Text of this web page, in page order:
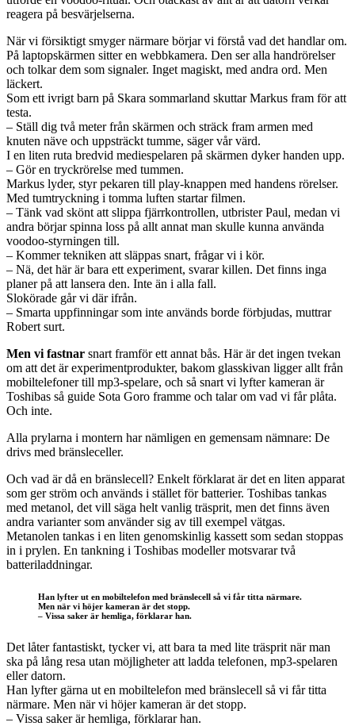
reagera på besvärjelserna.
När vi försiktigt smyger närmare börjar vi förstå vad det handlar om.
På laptopskärmen sitter en webbkamera. Den ser alla handrörelser
och tolkar dem som signaler. Inget magiskt, med andra ord. Men
läckert.
Som ett ivrigt barn på Skara sommarland skuttar Markus fram för att
testa.
– Ställ dig två meter från skärmen och sträck fram armen med
knuten näve och uppsträckt tumme, säger vår värd.
I en liten ruta bredvid mediespelaren på skärmen dyker handen upp.
– Gör en tryckrörelse med tummen.
Markus lyder, styr pekaren till play-knappen med handens rörelser.
Med tumtryckning i tomma luften startar filmen.
– Tänk vad skönt att slippa fjärrkontrollen, utbrister Paul, medan vi
andra börjar spinna loss på allt annat man skulle kunna använda
voodoo-styrningen till.
– Kommer tekniken att släppas snart, frågar vi i kör.
– Nä, det här är bara ett experiment, svarar killen. Det finns inga
planer på att lansera den. Inte än i alla fall.
Slokörade går vi där ifrån.
– Smarta uppfinningar som inte används borde förbjudas, muttrar
Robert surt.
Men vi fastnar snart framför ett annat bås. Här är det ingen tvekan
om att det är experimentprodukter, bakom glasskivan ligger allt från
mobiltelefoner till mp3-spelare, och så snart vi lyfter kameran är
Toshibas så guide Sota Goro framme och talar om vad vi får plåta.
Och inte.
Alla prylarna i montern har nämligen en gemensam nämnare: De
drivs med bränsleceller.
Och vad är då en bränslecell? Enkelt förklarat är det en liten apparat
som ger ström och används i stället för batterier. Toshibas tankas
med metanol, det vill säga helt vanlig träsprit, men det finns även
andra varianter som använder sig av till exempel vätgas.
Metanolen tankas i en liten genomskinlig kassett som sedan stoppas
in i prylen. En tankning i Toshibas modeller motsvarar två
batteriladdningar.
Han lyfter ut en mobiltelefon med bränslecell så vi får titta närmare.
Men när vi höjer kameran är det stopp.
– Vissa saker är hemliga, förklarar han.
Det låter fantastiskt, tycker vi, att bara ta med lite träsprit när man
ska på lång resa utan möjligheter att ladda telefonen, mp3-spelaren
eller datorn.
Han lyfter gärna ut en mobiltelefon med bränslecell så vi får titta
närmare. Men när vi höjer kameran är det stopp.
– Vissa saker är hemliga, förklarar han.